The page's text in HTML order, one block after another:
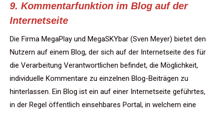
9. Kommentarfunktion im Blog auf der
Internetseite
Die Firma MegaPlay und MegaSKYbar (Sven Meyer) bietet den
Nutzern auf einem Blog, der sich auf der Internetseite des für
die Verarbeitung Verantwortlichen befindet, die Möglichkeit,
individuelle Kommentare zu einzelnen Blog-Beiträgen zu
hinterlassen. Ein Blog ist ein auf einer Internetseite geführtes,
in der Regel öffentlich einsehbares Portal, in welchem eine